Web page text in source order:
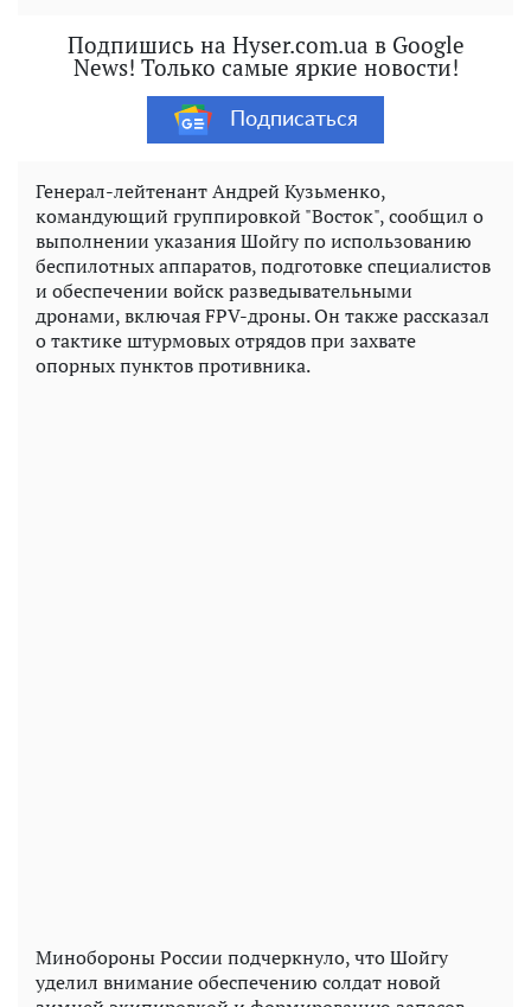
Подпишись на Hyser.com.ua в Google
News! Только самые яркие новости!
Подписаться
Генерал-лейтенант Андрей Кузьменко,
командующий группировкой "Восток", сообщил о
выполнении указания Шойгу по использованию
беспилотных аппаратов, подготовке специалистов
и обеспечении войск разведывательными
дронами, включая FPV-дроны. Он также рассказал
о тактике штурмовых отрядов при захвате
опорных пунктов противника.
Минобороны России подчеркнуло, что Шойгу
уделил внимание обеспечению солдат новой